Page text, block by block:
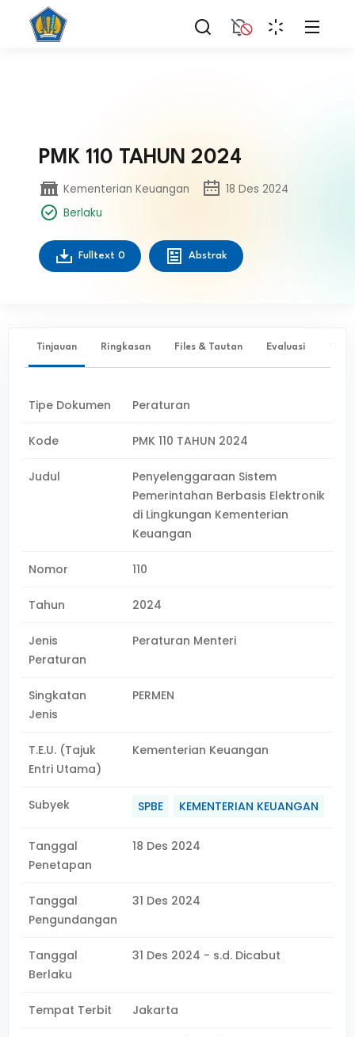
PMK 110 TAHUN 2024
Kementerian Keuangan
18 Des 2024
Berlaku
Fulltext 0 Abstrak
Tinjauan Ringkasan Files & Tautan Evaluasi ✨
Tipe Dokumen Peraturan
Kode PMK 110 TAHUN 2024
Judul
Penyelenggaraan Sistem
Pemerintahan Berbasis Elektronik
di Lingkungan Kementerian
Keuangan
Nomor 110
Tahun 2024
Jenis
Peraturan
Peraturan Menteri
Singkatan
Jenis
PERMEN
T.E.U. (Tajuk
Entri Utama)
Kementerian Keuangan
Subyek SPBE KEMENTERIAN KEUANGAN
Tanggal
Penetapan
18 Des 2024
Tanggal
Pengundangan
31 Des 2024
Tanggal
Berlaku
31 Des 2024 - s.d. Dicabut
Tempat Terbit Jakarta